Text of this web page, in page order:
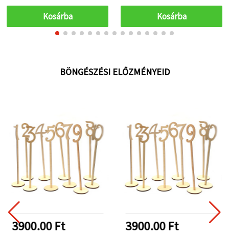
Kosárba Kosárba
BÖNGÉSZÉSI ELŐZMÉNYEID
3900.00 Ft 3900.00 Ft